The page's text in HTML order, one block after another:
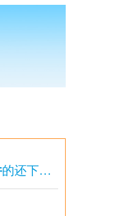
的还下载了